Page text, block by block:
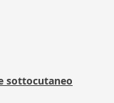
sottocutaneo